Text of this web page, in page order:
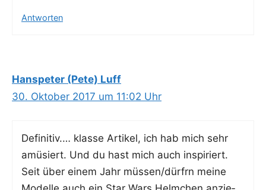
Antworten
Hanspeter (Pete) Luff
30. Oktober 2017 um 11:02 Uhr
Defi­ni­tiv.… klas­se Arti­kel, ich hab mich sehr
amü­siert. Und du hast mich auch inspi­riert.
Seit über einem Jahr müssen/dürfrn mei­ne